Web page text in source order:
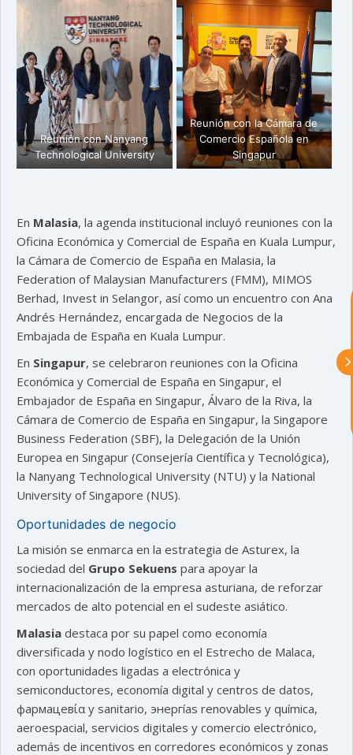
Reunión con Nanyang
Technological University
Reunión con la Cámara de
Comercio Española en
Singapur
En Malasia, la agenda institucional incluyó reuniones con la
Oficina Económica y Comercial de España en Kuala Lumpur,
la Cámara de Comercio de España en Malasia, la
Federation of Malaysian Manufacturers (FMM), MIMOS
Berhad, Invest in Selangor, así como un encuentro con Ana
Andrés Hernández, encargada de Negocios de la
Embajada de España en Kuala Lumpur.
En Singapur, se celebraron reuniones con la Oficina
Económica y Comercial de España en Singapur, el
Embajador de España en Singapur, Álvaro de la Riva, la
Cámara de Comercio de España en Singapur, la Singapore
Business Federation (SBF), la Delegación de la Unión
Europea en Singapur (Consejería Científica y Tecnológica),
la Nanyang Technological University (NTU) y la National
University of Singapore (NUS).
Oportunidades de negocio
La misión se enmarca en la estrategia de Asturex, la
sociedad del Grupo Sekuens para apoyar la
internacionalización de la empresa asturiana, de reforzar
mercados de alto potencial en el sudeste asiático.
Malasia destaca por su papel como economía
diversificada y nodo logístico en el Estrecho de Malaca,
con oportunidades ligadas a electrónica y
semiconductores, economía digital y centros de datos,
фармацевία y sanitario, энергías renovables y química,
aeroespacial, servicios digitales y comercio electrónico,
además de incentivos en corredores económicos y zonas
exportar importa
¡Hola, soy Astu
Estoy aquí para
ayudarte con la internacionalización de
tu empresa e informarte sobre los
eventos y actividades que lleva a cabo
Asturex.
Al continuar con la Conversación,
aceptas nuestrapolítica de privacidad
¿En que te puedo ayudar hoy?